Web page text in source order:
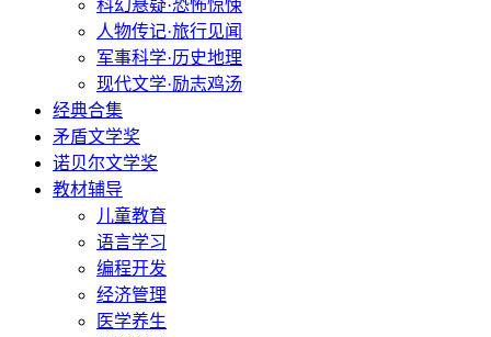
科幻悬疑·恐怖惊悚
人物传记·旅行见闻
军事科学·历史地理
现代文学·励志鸡汤
经典合集
矛盾文学奖
诺贝尔文学奖
教材辅导
儿童教育
语言学习
编程开发
经济管理
医学养生